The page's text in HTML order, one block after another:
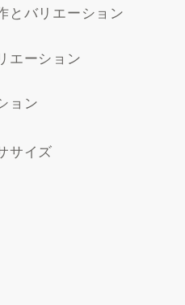
とバリエーション
エーション
ョン
サイズ